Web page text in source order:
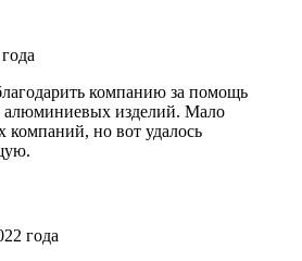
компанию за помощь
алюминиевых изделий. Мало
компаний, но вот удалось
года